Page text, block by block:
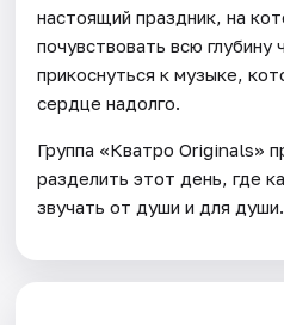
настоящий праздник, на
почувствовать всю глубину
прикоснуться к музыке,
сердце надолго.
Группа «Кватро Originals»
разделить этот день, где
звучать от души и для души.